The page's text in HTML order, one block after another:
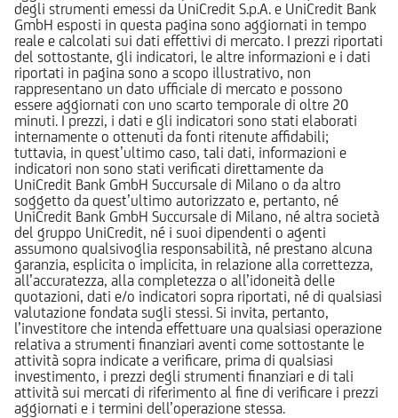
degli strumenti emessi da UniCredit S.p.A. e UniCredit Bank
GmbH esposti in questa pagina sono aggiornati in tempo
reale e calcolati sui dati effettivi di mercato. I prezzi riportati
del sottostante, gli indicatori, le altre informazioni e i dati
riportati in pagina sono a scopo illustrativo, non
rappresentano un dato ufficiale di mercato e possono
essere aggiornati con uno scarto temporale di oltre 20
minuti. I prezzi, i dati e gli indicatori sono stati elaborati
internamente o ottenuti da fonti ritenute affidabili;
tuttavia, in quest’ultimo caso, tali dati, informazioni e
indicatori non sono stati verificati direttamente da
UniCredit Bank GmbH Succursale di Milano o da altro
soggetto da quest’ultimo autorizzato e, pertanto, né
UniCredit Bank GmbH Succursale di Milano, né altra società
del gruppo UniCredit, né i suoi dipendenti o agenti
assumono qualsivoglia responsabilità, né prestano alcuna
garanzia, esplicita o implicita, in relazione alla correttezza,
all’accuratezza, alla completezza o all’idoneità delle
quotazioni, dati e/o indicatori sopra riportati, né di qualsiasi
valutazione fondata sugli stessi. Si invita, pertanto,
l’investitore che intenda effettuare una qualsiasi operazione
relativa a strumenti finanziari aventi come sottostante le
attività sopra indicate a verificare, prima di qualsiasi
investimento, i prezzi degli strumenti finanziari e di tali
attività sui mercati di riferimento al fine di verificare i prezzi
aggiornati e i termini dell’operazione stessa.